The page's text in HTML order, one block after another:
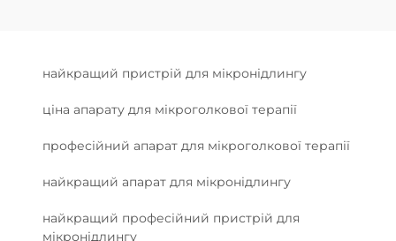
найкращий пристрій для мікронідлингу
ціна апарату для мікроголкової терапії
професійний апарат для мікроголкової терапії
найкращий апарат для мікронідлингу
найкращий професійний пристрій для
мікронідлингу